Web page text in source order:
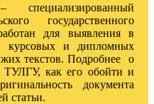
государственного
для выявления в
курсовых и дипломных
текстов. Подробнее о
ТУЛГУ, как его обойти и
документа
статьи.